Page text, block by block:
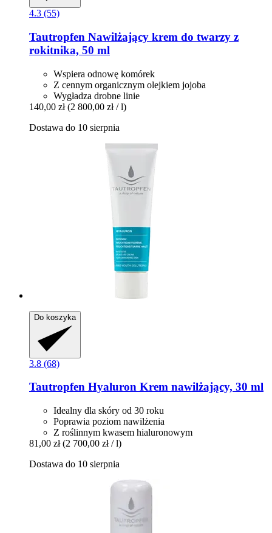
4.3 (55)
Tautropfen Nawilżający krem do twarzy z
rokitnika, 50 ml
Wspiera odnowę komórek
Z cennym organicznym olejkiem jojoba
Wygładza drobne linie
140,00 zł (2 800,00 zł / l)
Dostawa do 10 sierpnia
Do koszyka
3.8 (68)
Tautropfen Hyaluron Krem nawilżający, 30 ml
Idealny dla skóry od 30 roku
Poprawia poziom nawilżenia
Z roślinnym kwasem hialuronowym
81,00 zł (2 700,00 zł / l)
Dostawa do 10 sierpnia